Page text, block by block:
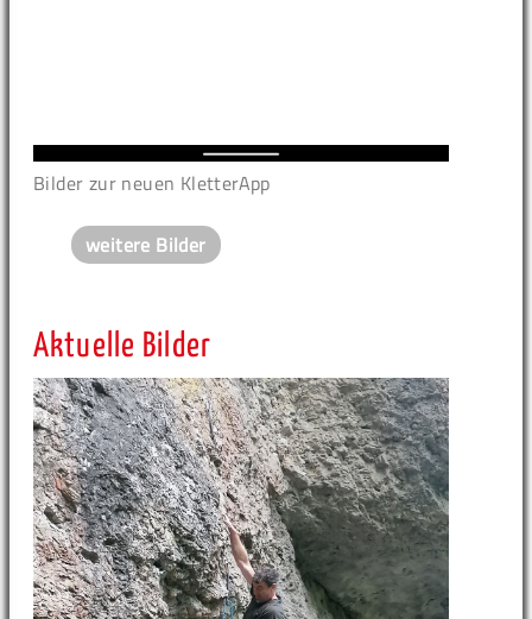
Bilder zur neuen KletterApp
weitere Bilder
Aktuelle Bilder